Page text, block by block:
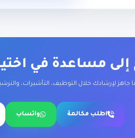
مساعدة في
جاهز لإرشادك خلال التوظيف، التأشيرات،
اطلب مكالمة واتساب